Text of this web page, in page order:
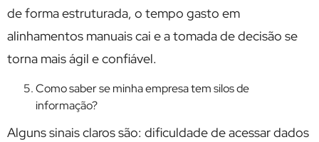
de forma estruturada, o tempo gasto em
alinhamentos manuais cai e a tomada de decisão se
torna mais ágil e confiável.
Como saber se minha empresa tem silos de
informação?
Alguns sinais claros são: dificuldade de acessar dados